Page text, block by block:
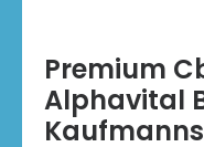
Premium
Alphavital